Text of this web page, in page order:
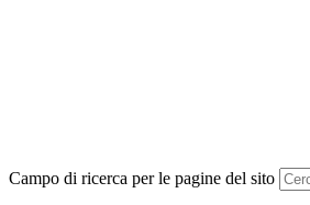
Campo di ricerca per le pagine del sito